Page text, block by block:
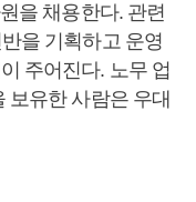
을 채용한다. 관련
을 기획하고 운영
주어진다. 노무 업
보유한 사람은 우대